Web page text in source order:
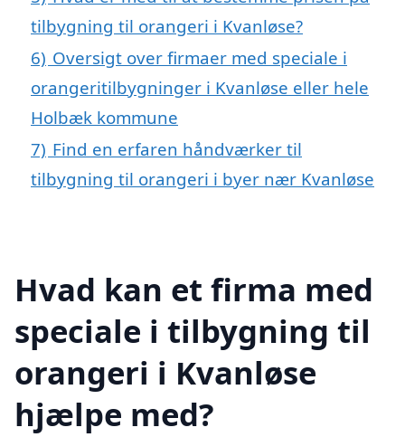
tilbygning til orangeri i Kvanløse?
6) Oversigt over firmaer med speciale i
orangeritilbygninger i Kvanløse eller hele
Holbæk kommune
7) Find en erfaren håndværker til
tilbygning til orangeri i byer nær Kvanløse
Hvad kan et firma med
speciale i tilbygning til
orangeri i Kvanløse
hjælpe med?